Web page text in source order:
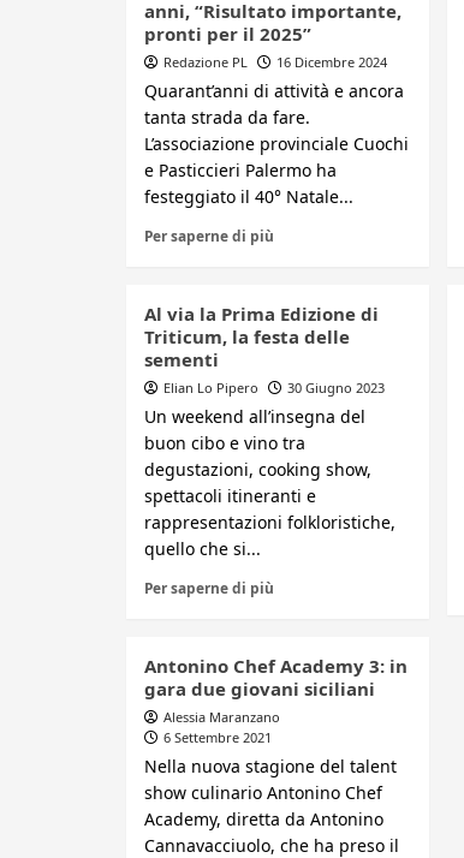
anni, “Risultato importante,
pronti per il 2025”
Redazione PL 16 Dicembre 2024
Quarant’anni di attività e ancora
tanta strada da fare.
L’associazione provinciale Cuochi
e Pasticcieri Palermo ha
festeggiato il 40° Natale...
Per saperne di più
Al via la Prima Edizione di
Triticum, la festa delle
sementi
Elian Lo Pipero 30 Giugno 2023
Un weekend all’insegna del
buon cibo e vino tra
degustazioni, cooking show,
spettacoli itineranti e
rappresentazioni folkloristiche,
quello che si...
Per saperne di più
Antonino Chef Academy 3: in
gara due giovani siciliani
Alessia Maranzano
6 Settembre 2021
Nella nuova stagione del talent
show culinario Antonino Chef
Academy, diretta da Antonino
Cannavacciuolo, che ha preso il